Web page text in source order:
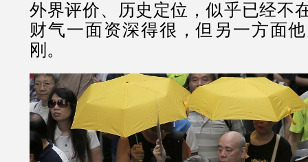
外界评价、历史定位，似乎已经不
财气一面资深得很，但另一方面
刚。